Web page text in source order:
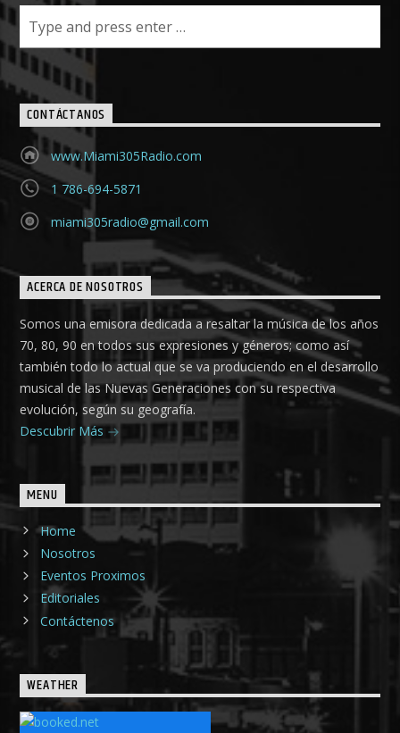
CONTÁCTANOS
www.Miami305Radio.com
1 786-694-5871
miami305radio@gmail.com
ACERCA DE NOSOTROS
Somos una emisora dedicada a resaltar la música de los años
70, 80, 90 en todos sus expresiones y géneros; como así
también todo lo actual que se va produciendo en el desarrollo
musical de las Nuevas Generaciones con su respectiva
evolución, según su geografía.
Descubrir Más
MENU
Home
Nosotros
Eventos Proximos
Editoriales
Contáctenos
WEATHER